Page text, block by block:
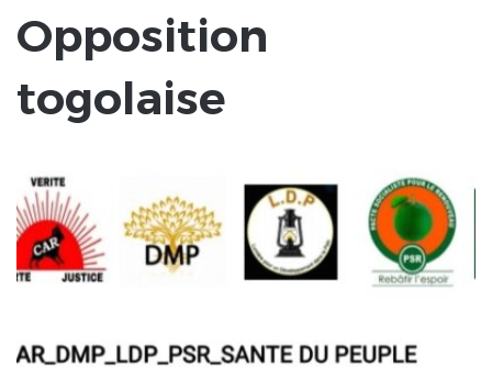
Opposition
togolaise